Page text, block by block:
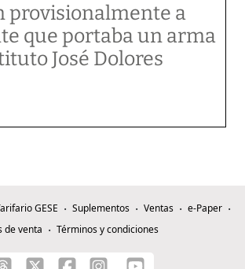
provisionalmente a
que portaba un arma
José Dolores
GESE Suplementos Ventas
e-Paper
de venta
Términos y condiciones